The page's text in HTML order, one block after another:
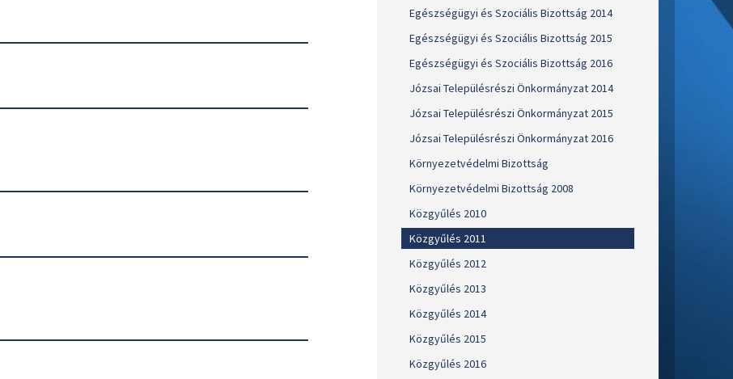
Egészségügyi és Szociális Bizottság 2014
Egészségügyi és Szociális Bizottság 2015
Egészségügyi és Szociális Bizottság 2016
Józsai Településrészi Önkormányzat 2014
Józsai Településrészi Önkormányzat 2015
Józsai Településrészi Önkormányzat 2016
Környezetvédelmi Bizottság
Környezetvédelmi Bizottság 2008
Közgyűlés 2010
Közgyűlés 2011
Közgyűlés 2012
Közgyűlés 2013
Közgyűlés 2014
Közgyűlés 2015
Közgyűlés 2016